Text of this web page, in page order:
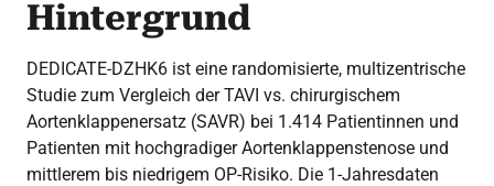
Hintergrund
DEDICATE-DZHK6 ist eine randomisierte, multizentrische
Studie zum Vergleich der TAVI vs. chirurgischem
Aortenklappenersatz (SAVR) bei 1.414 Patientinnen und
Patienten mit hochgradiger Aortenklappenstenose und
mittlerem bis niedrigem OP-Risiko. Die 1-Jahresdaten